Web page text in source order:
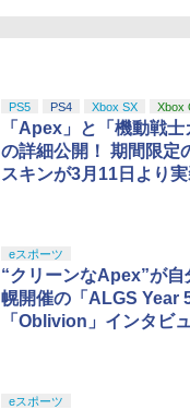
PS5 PS4 Xbox SX Xbox
「Apex」と「機動戦
の詳細公開！ 期間限定
スキンが3月11日より
eスポーツ
“クリーンなApex”が
幌開催の「ALGS Year
「Oblivion」インタビ
eスポーツ